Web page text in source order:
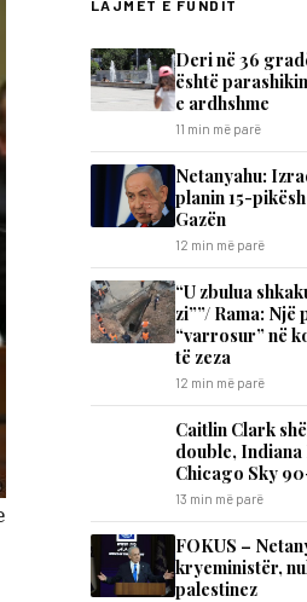
LAJMET E FUNDIT
Deri në 36
është
e ardhshme
11 min më parë
Netanyahu:
planin 15-
Gazën
12 min më parë
“U zbulua
zi””/ Rama: Një
“varrosur” në
të zeza
12 min më parë
Caitlin Clark
double,
Chicago Sky
13 min më parë
FOKUS –
kryeministër,
palestinez